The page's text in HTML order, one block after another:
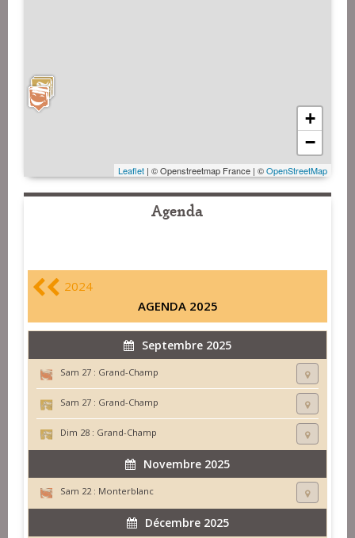
+
−
Leaflet | © Openstreetmap France | ©OpenStreetMap
Agenda
2024
AGENDA 2025
Septembre 2025
Sam 27 : Grand-Champ
Sam 27 : Grand-Champ
Dim 28 : Grand-Champ
Novembre 2025
Sam 22 : Monterblanc
Décembre 2025